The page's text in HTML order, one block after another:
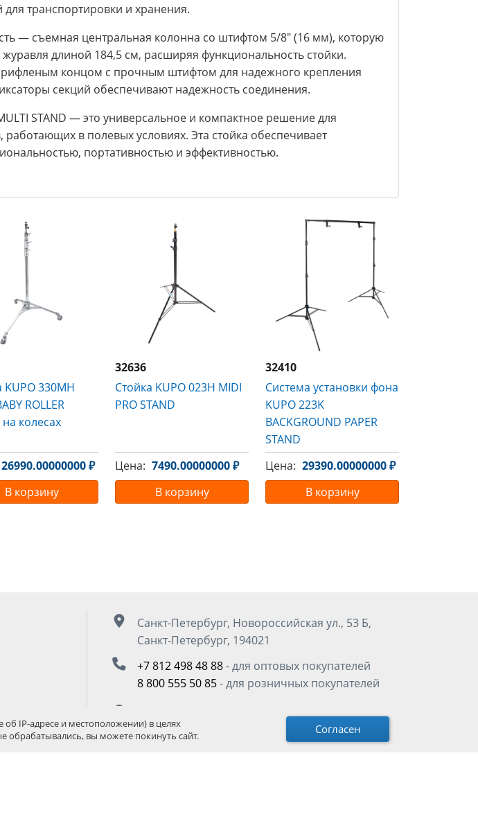
транспортировки и хранения.
— съемная центральная колонна со штифтом 5/8" (16 мм), которую
длиной 184,5 см, расширяя функциональность стойки.
концом с прочным штифтом для надежного крепления
секций обеспечивают надежность соединения.
STAND — это универсальное и компактное решение для
в полевых условиях. Эта стойка обеспечивает
портативностью и эффективностью.
KUPO 330MH
ROLLER
на колесах
26990.00000000 ₽
В корзину
32636
Стойка KUPO 023H MIDI
PRO STAND
Цена: 7490.00000000 ₽
В корзину
32410
Система установки фона
KUPO 223K
BACKGROUND PAPER
STAND
Цена: 29390.00000000 ₽
В корзину
Санкт-Петербург, Новороссийская ул., 53 Б,
Санкт-Петербург, 194021
+7 812 498 48 88- для оптовых покупателей
8 800 555 50 85- для розничных покупателей
Москва, Остаповский проезд д.5, стр. 4, под.3
+7 495 989 45 89
- для оптовых покупателей
об IP-адресе и местоположении) в целях
обрабатывались, вы можете покинуть сайт.
Согласен